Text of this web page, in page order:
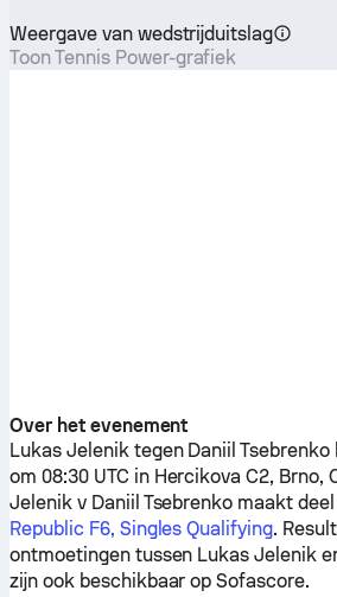
Weergave van wedstrijduitslag
Toon Tennis Power-grafiek
Over het evenement
Lukas Jeleniktegen Daniil Tsebrenko
om 08:30 UTC in Hercikova C2, Brno,
Jelenikv Daniil Tsebrenko maakt
Republic F6, Singles Qualifying.
ontmoetingen tussen Lukas Jelenik
zijn ook beschikbaar op Sofascore.